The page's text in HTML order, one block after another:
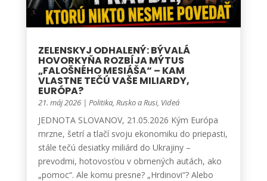
ZELENSKYJ ODHALENÝ: BÝVALÁ
HOVORKYŇA ROZBÍJA MÝTUS
„FALOŠNÉHO MESIÁŠA“ – KAM
VLASTNE TEČÚ VAŠE MILIARDY,
EURÓPA?
21. máj 2026| Politika, Rusko a Rusi, Videá
JEDNOTA SLOVANOV, 21.05.2026 Kým Európa
mrzne, šetrí a tlačí svoju ekonomiku do priepasti,
stále tečú desiatky miliárd do Ukrajiny –
prevodmi, hotovosťou v obrnených autách, ako
„pomoc“. Ale komu presne? „Hrdinovi“? Alebo